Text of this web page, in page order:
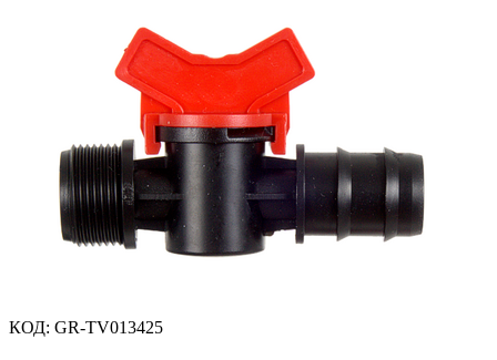
КОД: GR-TV013425